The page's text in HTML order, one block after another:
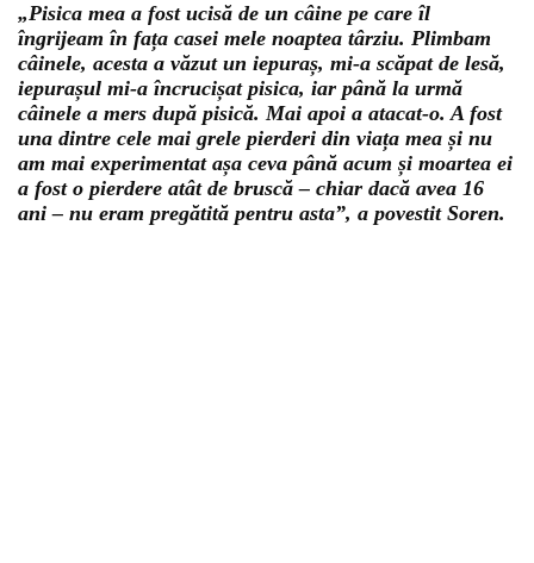
„Pisica mea a fost ucisă de un câine pe care îl
îngrijeam în fața casei mele noaptea târziu. Plimbam
câinele, acesta a văzut un iepuraș, mi-a scăpat de lesă,
iepurașul mi-a încrucișat pisica, iar până la urmă
câinele a mers după pisică. Mai apoi a atacat-o. A fost
una dintre cele mai grele pierderi din viața mea și nu
am mai experimentat așa ceva până acum și moartea ei
a fost o pierdere atât de bruscă – chiar dacă avea 16
ani – nu eram pregătită pentru asta”, a povestit Soren.